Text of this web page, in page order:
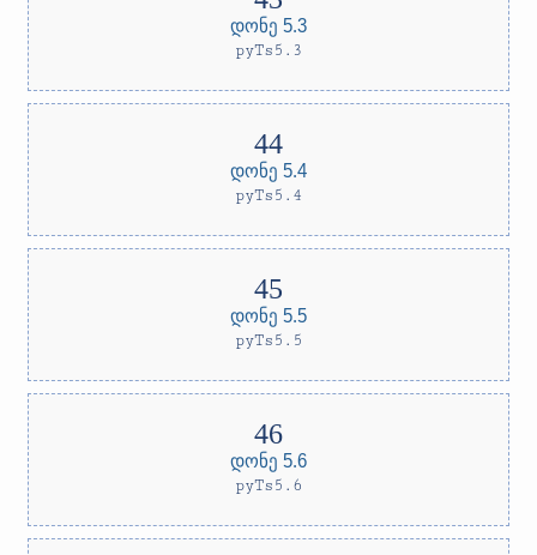
დონე 5.3
pyTs5.3
დონე 5.4
pyTs5.4
დონე 5.5
pyTs5.5
დონე 5.6
pyTs5.6